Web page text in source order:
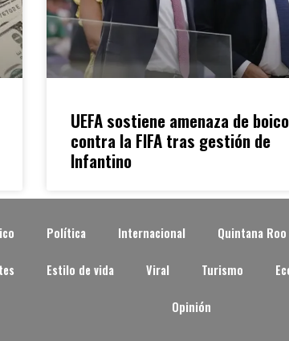
UEFA sostiene amenaza de
contra la FIFA tras gestión de
Infantino
Política Internacional Quintana Roo
Estilo de vida Viral Turismo
Opinión